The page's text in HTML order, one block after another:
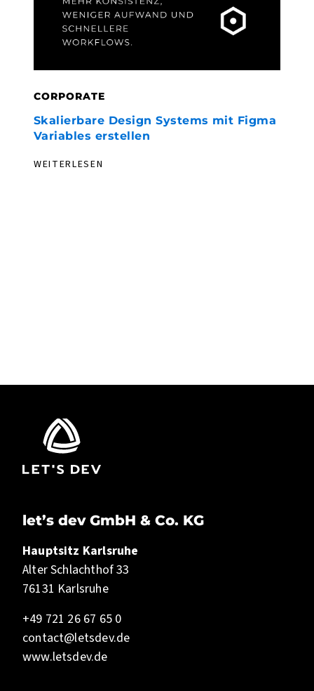
CORPORATE
Skalierbare Design Systems mit Figma
Variables erstellen
WEITERLESEN
let’s dev GmbH & Co. KG
Hauptsitz Karlsruhe
Alter Schlachthof 33
76131 Karlsruhe
+49 721 26 67 65 0
contact@letsdev.de
www.letsdev.de